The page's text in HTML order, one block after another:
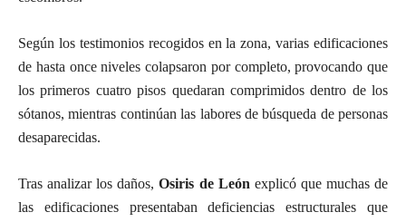
Según los testimonios recogidos en la zona, varias edificaciones
de hasta once niveles colapsaron por completo, provocando que
los primeros cuatro pisos quedaran comprimidos dentro de los
sótanos, mientras continúan las labores de búsqueda de personas
desaparecidas.
Tras analizar los daños,Osiris de León explicó que muchas de
las edificaciones presentaban deficiencias estructurales que